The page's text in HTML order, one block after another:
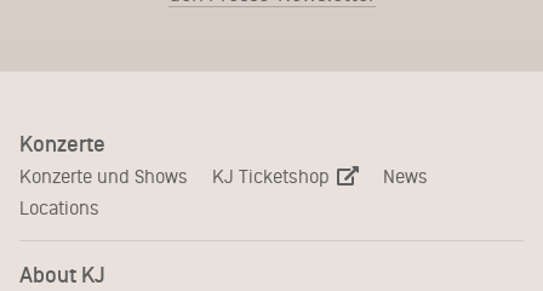
Konzerte
Konzerte und Shows KJ Ticketshop
News
Locations
About KJ